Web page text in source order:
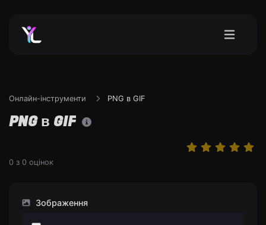
Онлайн-інструменти PNG в GIF
PNG в GIF
0 з 0 оцінок
Зображення